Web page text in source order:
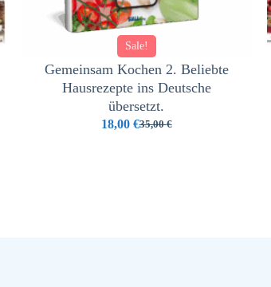
Sale!
Gemeinsam Kochen 2. Beliebte
Hausrezepte ins Deutsche
übersetzt.
35,00€
18,00 €